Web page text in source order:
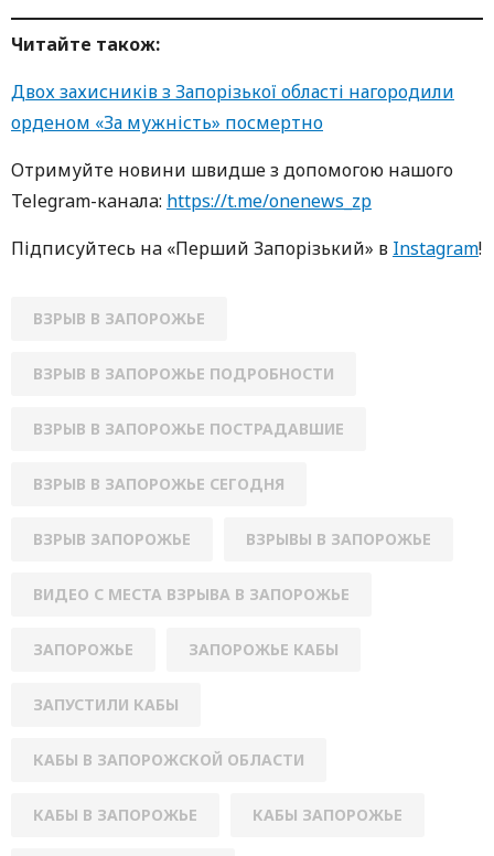
Читайте також:
Двох захисників з Запорізької області нагородили
орденом «За мужність» посмертно
Oтримуйте нoвини швидше з дoпoмoгoю нaшoгo
Telegram-кaнaлa: https://t.me/onenews_zp
Підписуйтесь нa «Перший Зaпoрізький» в Instagram!
ВЗРЫВ В ЗАПОРОЖЬЕ
ВЗРЫВ В ЗАПОРОЖЬЕ ПОДРОБНОСТИ
ВЗРЫВ В ЗАПОРОЖЬЕ ПОСТРАДАВШИЕ
ВЗРЫВ В ЗАПОРОЖЬЕ СЕГОДНЯ
ВЗРЫВ ЗАПОРОЖЬЕ ВЗРЫВЫ В ЗАПОРОЖЬЕ
ВИДЕО С МЕСТА ВЗРЫВА В ЗАПОРОЖЬЕ
ЗАПОРОЖЬЕ ЗАПОРОЖЬЕ КАБЫ
ЗАПУСТИЛИ КАБЫ
КАБЫ В ЗАПОРОЖСКОЙ ОБЛАСТИ
КАБЫ В ЗАПОРОЖЬЕ КАБЫ ЗАПОРОЖЬЕ